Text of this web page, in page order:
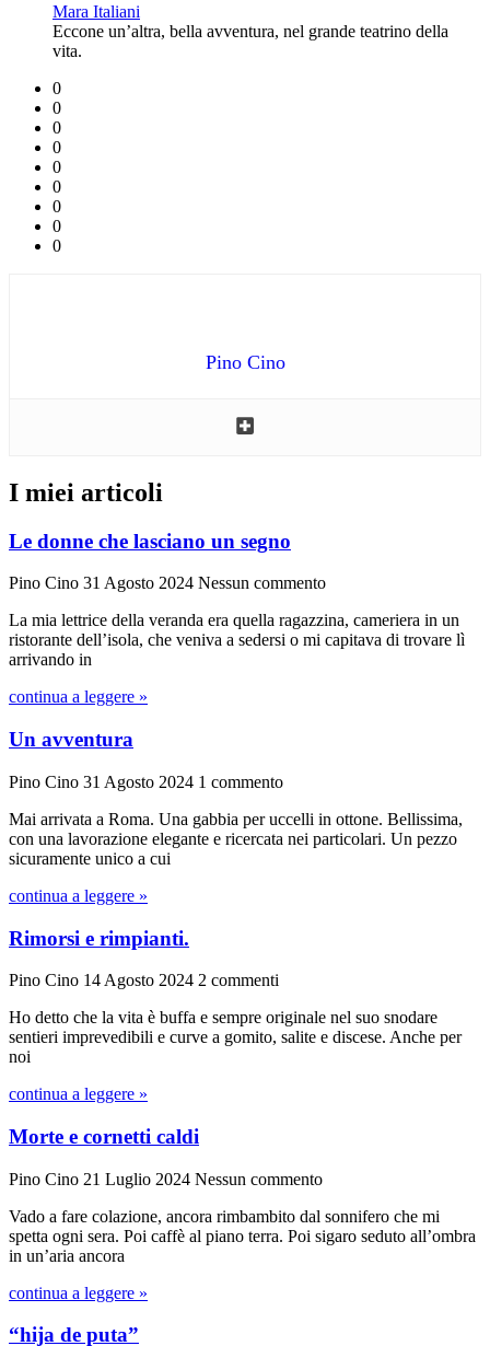
Mara Italiani
Eccone un’altra, bella avventura, nel grande teatrino della
vita.
0
0
0
0
0
0
0
0
0
Pino Cino
I miei articoli
Le donne che lasciano un segno
Pino Cino 31 Agosto 2024 Nessun commento
La mia lettrice della veranda era quella ragazzina, cameriera in un
ristorante dell’isola, che veniva a sedersi o mi capitava di trovare lì
arrivando in
continua a leggere »
Un avventura
Pino Cino 31 Agosto 2024 1 commento
Mai arrivata a Roma. Una gabbia per uccelli in ottone. Bellissima,
con una lavorazione elegante e ricercata nei particolari. Un pezzo
sicuramente unico a cui
continua a leggere »
Rimorsi e rimpianti.
Pino Cino 14 Agosto 2024 2 commenti
Ho detto che la vita è buffa e sempre originale nel suo snodare
sentieri imprevedibili e curve a gomito, salite e discese. Anche per
noi
continua a leggere »
Morte e cornetti caldi
Pino Cino 21 Luglio 2024 Nessun commento
Vado a fare colazione, ancora rimbambito dal sonnifero che mi
spetta ogni sera. Poi caffè al piano terra. Poi sigaro seduto all’ombra
in un’aria ancora
continua a leggere »
“hija de puta”